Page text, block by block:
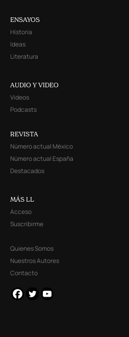
ENSAYOS
Historia
Ideas
Literatura
AUDIO Y VIDEO
Videos
Podcasts
REVISTA
Número actual México
Número actual España
Destacados
MÁS LL
Acceso
Suscribirme
Quienes Somos
Nuestros Autores
Contacto